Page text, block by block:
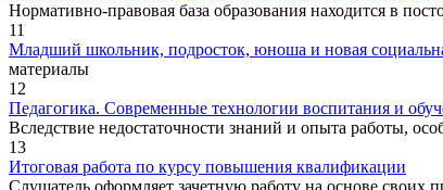
Нормативно-правовая база образования находится в
11
Младший школьник, подросток, юноша и новая
материалы
12
Педагогика. Современные технологии воспитания и
Вследствие недостаточности знаний и опыта работы,
13
Итоговая работа по курсу повышения квалификации
Слушатель оформляет зачетную работу на основе своих